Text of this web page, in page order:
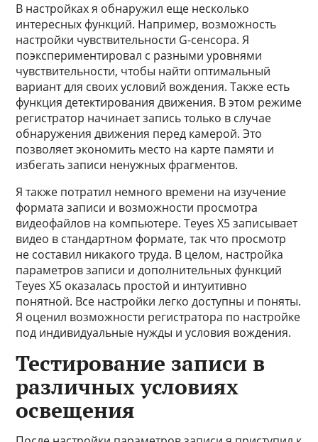
В настройках я обнаружил еще несколько
интересных функций. Например, возможность
настройки чувствительности G-сенсора. Я
поэкспериментировал с разными уровнями
чувствительности, чтобы найти оптимальный
вариант для своих условий вождения. Также есть
функция детектирования движения. В этом режиме
регистратор начинает запись только в случае
обнаружения движения перед камерой. Это
позволяет экономить место на карте памяти и
избегать записи ненужных фрагментов.
Я также потратил немного времени на изучение
формата записи и возможности просмотра
видеофайлов на компьютере. Teyes X5 записывает
видео в стандартном формате, так что просмотр
не составил никакого труда. В целом, настройка
параметров записи и дополнительных функций
Teyes X5 оказалась простой и интуитивно
понятной. Все настройки легко доступны и поняты.
Я оценил возможности регистратора по настройке
под индивидуальные нужды и условия вождения.
Тестирование записи в
различных условиях
освещения